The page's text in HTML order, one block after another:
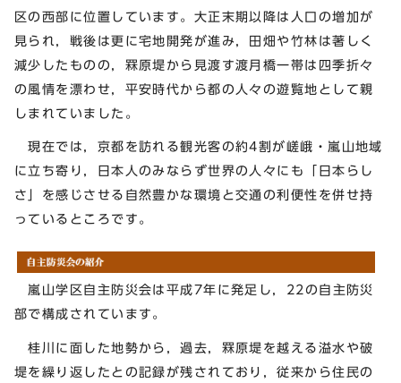
区の西部に位置しています。大正末期以降は人口の増加が
見られ，戦後は更に宅地開発が進み，田畑や竹林は著しく
減少したものの，罧原堤から見渡す渡月橋一帯は四季折々
の風情を漂わせ，平安時代から都の人々の遊覧地として親
しまれていました。
現在では，京都を訪れる観光客の約4割が嵯峨・嵐山地域
に立ち寄り，日本人のみならず世界の人々にも「日本らし
さ」を感じさせる自然豊かな環境と交通の利便性を併せ持
っているところです。
嵐山学区自主防災会は平成7年に発足し，22の自主防災
部で構成されています。
桂川に面した地勢から，過去，罧原堤を越える溢水や破
堤を繰り返したとの記録が残されており，従来から住民の